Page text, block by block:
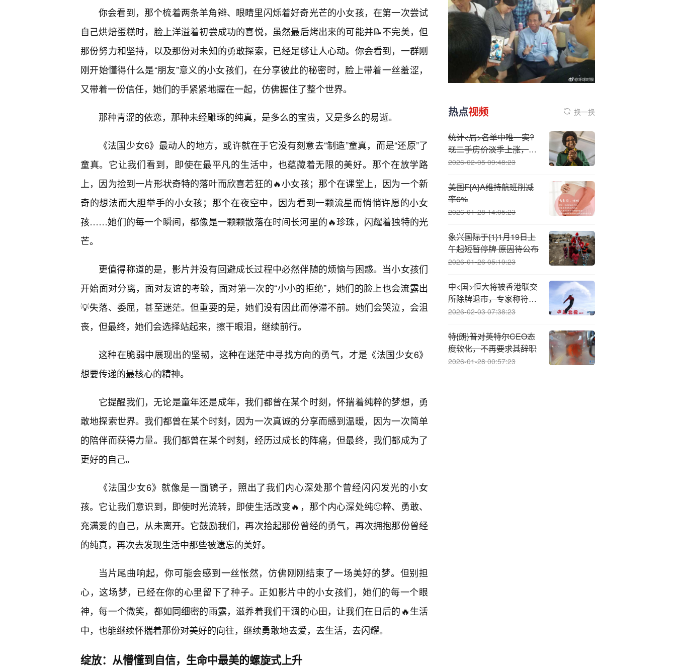
你会看到，那个梳着两条羊角辫、眼睛里闪烁着好奇光芒的小女孩，在第一次尝试
自己烘焙蛋糕时，脸上洋溢着初尝成功的喜悦，虽然最后烤出来的可能并📝不完美，但
那份努力和坚持，以及那份对未知的勇敢探索，已经足够让人心动。你会看到，一群刚
刚开始懂得什么是“朋友”意义的小女孩们，在分享彼此的秘密时，脸上带着一丝羞涩，
又带着一份信任，她们的手紧紧地握在一起，仿佛握住了整个世界。
那种青涩的依恋，那种未经雕琢的纯真，是多么的宝贵，又是多么的易逝。
《法国少女6》最动人的地方，或许就在于它没有刻意去“制造”童真，而是“还原”了
童真。它让我们看到，即使在最平凡的生活中，也蕴藏着无限的美好。那个在放学路
上，因为捡到一片形状奇特的落叶而欣喜若狂的🔥小女孩；那个在课堂上，因为一个新
奇的想法而大胆举手的小女孩；那个在夜空中，因为看到一颗流星而悄悄许愿的小女
孩……她们的每一个瞬间，都像是一颗颗散落在时间长河里的🔥珍珠，闪耀着独特的光
芒。
更值得称道的是，影片并没有回避成长过程中必然伴随的烦恼与困惑。当小女孩们
开始面对分离，面对友谊的考验，面对第一次的“小小的拒绝”，她们的脸上也会流露出
💡失落、委屈，甚至迷茫。但重要的是，她们没有因此而停滞不前。她们会哭泣，会沮
丧，但最终，她们会选择站起来，擦干眼泪，继续前行。
这种在脆弱中展现出的坚韧，这种在迷茫中寻找方向的勇气，才是《法国少女6》
想要传递的最核心的精神。
它提醒我们，无论是童年还是成年，我们都曾在某个时刻，怀揣着纯粹的梦想，勇
敢地探索世界。我们都曾在某个时刻，因为一次真诚的分享而感到温暖，因为一次简单
的陪伴而获得力量。我们都曾在某个时刻，经历过成长的阵痛，但最终，我们都成为了
更好的自己。
《法国少女6》就像是一面镜子，照出了我们内心深处那个曾经闪闪发光的小女
孩。它让我们意识到，即使时光流转，即使生活改变🔥，那个内心深处纯🙂粹、勇敢、
充满爱的自己，从未离开。它鼓励我们，再次拾起那份曾经的勇气，再次拥抱那份曾经
的纯真，再次去发现生活中那些被遗忘的美好。
当片尾曲响起，你可能会感到一丝怅然，仿佛刚刚结束了一场美好的梦。但别担
心，这场梦，已经在你的心里留下了种子。正如影片中的小女孩们，她们的每一个眼
神，每一个微笑，都如同细密的雨露，滋养着我们干涸的心田，让我们在日后的🔥生活
中，也能继续怀揣着那份对美好的向往，继续勇敢地去爱，去生活，去闪耀。
绽放：从懵懂到自信，生命中最美的螺旋式上升
热点视频 换一换
统计<局>名单中唯一实?
现二手房价淡季上涨，山
西太原为什么？
2026-02-05 09:48:23
美国F{A}A维持航班削减
率6%
2026-01-28 14:05:23
象兴国际于{1}1月19日上
午起短暂停牌 原因待公布
2026-01-26 05:19:23
中<国>恒大将被香港联交
所除牌退市，专家称符合
市场预期
2026-02-03 07:38:23
特{朗}普对英特尔CEO态
度软化，不再要求其辞职
2026-01-28 00:57:23